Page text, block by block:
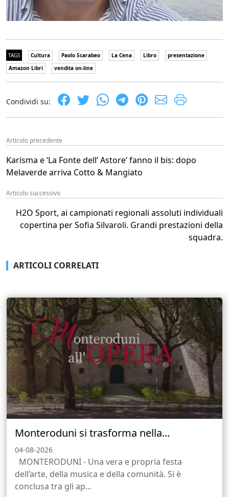
TAGS Cultura Paolo Scarabeo La Cena Libro
presentazione
Amazon Libri
vendita on-line
Condividi su:
Articolo precedente
Karisma e ‘La Fonte dell’ Astore’ fanno il bis: dopo
Melaverde arriva Cotto & Mangiato
Articolo successivo
H2O Sport, ai campionati regionali assoluti individuali
copertina per Sofia Silvaroli. Grandi prestazioni della
squadra.
ARTICOLI CORRELATI
Monteroduni si trasforma nella...
04-08-2026
MONTERODUNI - Una vera e propria festa
dell’arte, della musica e della comunità. Si è
conclusa tra gli ap...